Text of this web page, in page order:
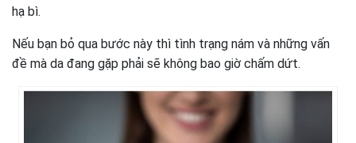
hạ bì.
Nếu bạn bỏ qua bước này thì tình trạng nám và những vấn
đề mà da đang gặp phải sẽ không bao giờ chấm dứt.